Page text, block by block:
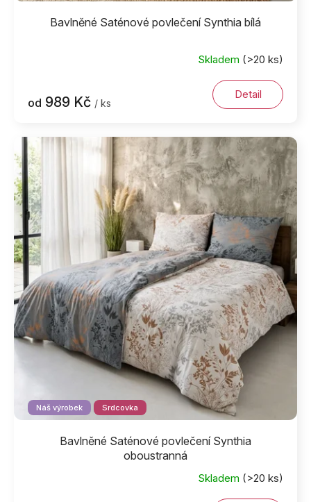
Bavlněné Saténové povlečení Synthia bílá
Skladem (>20 ks)
od 989 Kč / ks
Detail
Náš výrobek Srdcovka
Bavlněné Saténové povlečení Synthia
oboustranná
Skladem (>20 ks)